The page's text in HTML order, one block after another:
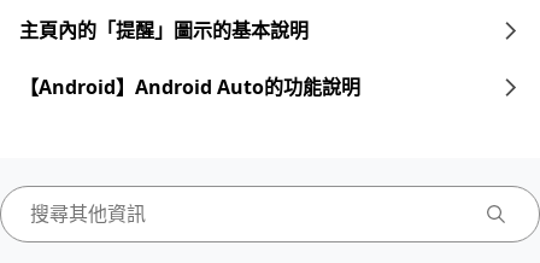
主頁內的「提醒」圖示的基本說明
【Android】Android Auto的功能說明